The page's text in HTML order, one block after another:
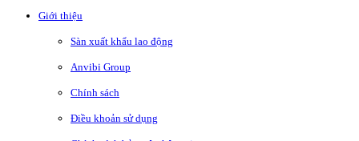
Giới thiệu
Sàn xuất khẩu lao động
Anvibi Group
Chính sách
Điều khoản sử dụng